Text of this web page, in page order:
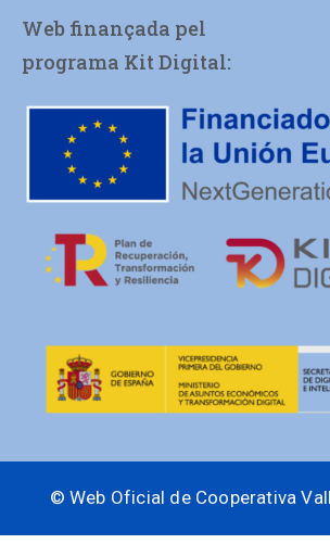
Web finançada pel
programa Kit Digital:
© Web Oficial de Cooperativa